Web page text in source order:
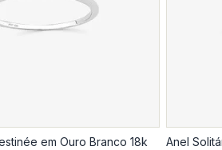
em Ouro Branco 18k
Anel